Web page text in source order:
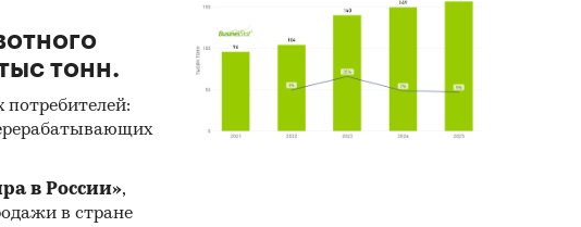
тонн.
потребителей:
в России»,
в стране